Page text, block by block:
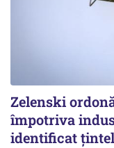
Zelenski
împotriva
identificat